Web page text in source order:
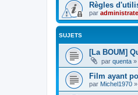
Règles
par
SUJETS
[La BOUM]
par quenta »
Film ayant
par Michel1970 »